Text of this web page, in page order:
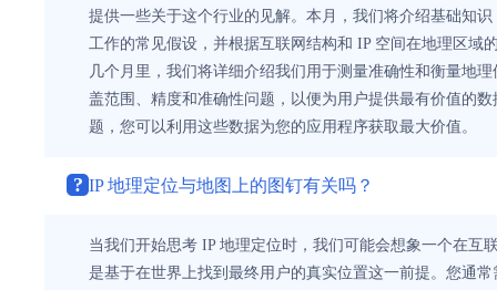
提供一些关于这个行业的见解。本月，我们将介绍基础知
工作的常见假设，并根据互联网结构和 IP 空间在地理区域
几个月里，我们将详细介绍我们用于测量准确性和衡量地
盖范围、精度和准确性问题，以便为用户提供最有价值的
题，您可以利用这些数据为您的应用程序获取最大价值。
? IP 地理定位与地图上的图钉有关吗？
当我们开始思考 IP 地理定位时，我们可能会想象一个在互
是基于在世界上找到最终用户的真实位置这一前提。您通